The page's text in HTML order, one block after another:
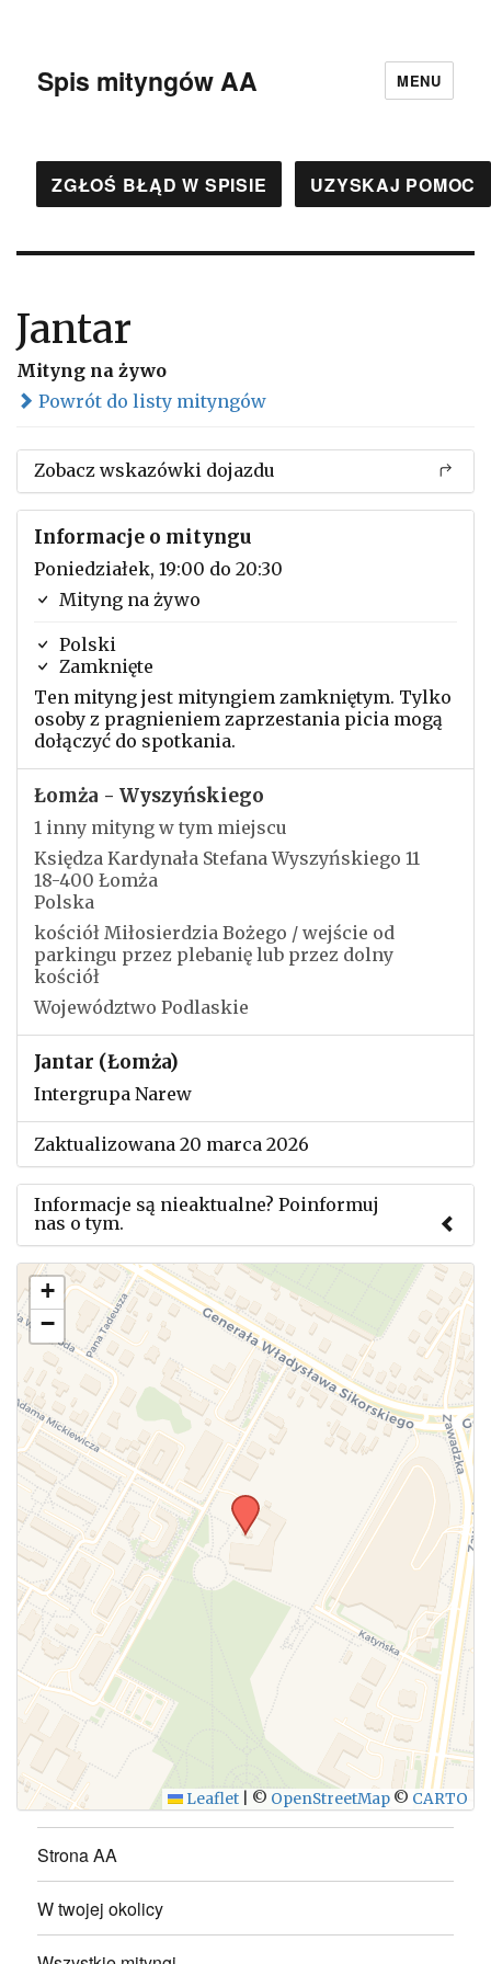
Spis mityngów AA MENU
ZGŁOŚ BŁĄD W SPISIE UZYSKAJ POMOC
Jantar
Mityng na żywo
Powrót do listy mityngów
Zobacz wskazówki dojazdu
Informacje o mityngu
Poniedziałek, 19:00 do 20:30
Mityng na żywo
Polski
Zamknięte
Ten mityng jest mityngiem zamkniętym. Tylko
osoby z pragnieniem zaprzestania picia mogą
dołączyć do spotkania.
Łomża - Wyszyńskiego
1 inny mityng w tym miejscu
Księdza Kardynała Stefana Wyszyńskiego 11
18-400 Łomża
Polska
kościół Miłosierdzia Bożego / wejście od
parkingu przez plebanię lub przez dolny
kościół
Województwo Podlaskie
Jantar (Łomża)
Intergrupa Narew
Zaktualizowana 20 marca 2026
Informacje są nieaktualne? Poinformuj
nas o tym.
Użyj tego formularza aby przesłać informację o
zmianach w powyższym mityngu.
WYŚLIJ
+
−
Leaflet © OpenStreetMap © CARTO
Strona AA
W twojej okolicy